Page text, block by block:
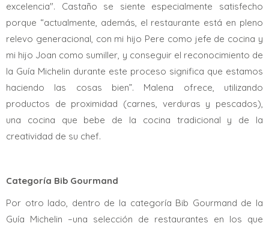
excelencia". Castaño se siente especialmente satisfecho
porque “actualmente, además, el restaurante está en pleno
relevo generacional, con mi hijo Pere como jefe de cocina y
mi hijo Joan como sumiller, y conseguir el reconocimiento de
la Guía Michelin durante este proceso significa que estamos
haciendo las cosas bien”. Malena ofrece, utilizando
productos de proximidad (carnes, verduras y pescados),
una cocina que bebe de la cocina tradicional y de la
creatividad de su chef.
Categoría Bib Gourmand
Por otro lado, dentro de la categoría Bib Gourmand de la
Guía Michelin –una selección de restaurantes en los que